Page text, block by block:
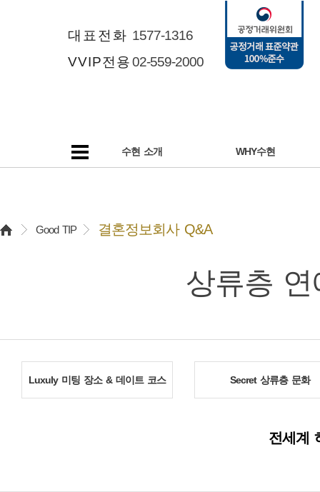
대표전화
VVIP전용
1577-1316
02-559-2000
수현 소개 WHY수현
Good TIP 결혼정보회사 Q&A
상류층
Luxuly 미팅 장소 & 데이트 코스 Secret 상류층 문화
전세계